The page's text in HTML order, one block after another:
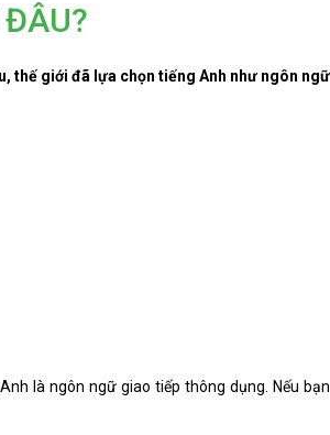
ĐÂU?
thế giới đã lựa chọn tiếng Anh như ngôn ngữ
là ngôn ngữ giao tiếp thông dụng. Nếu bạn